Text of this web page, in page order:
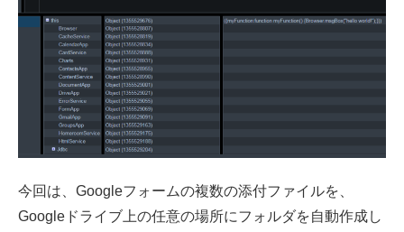
今回は、Googleフォームの複数の添付ファイルを、
Googleドライブ上の任意の場所にフォルダを自動作成し